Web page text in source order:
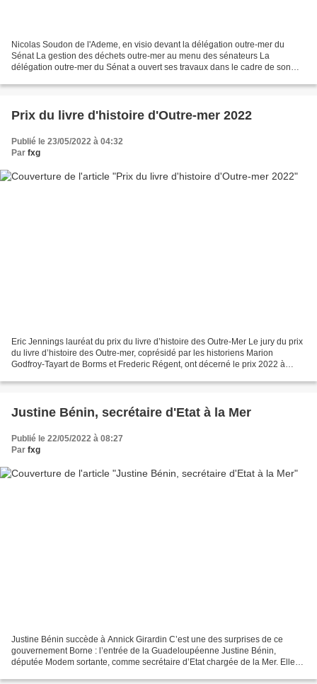
Nicolas Soudon de l'Ademe, en visio devant la délégation outre-mer du
Sénat La gestion des déchets outre-mer au menu des sénateurs La
délégation outre-mer du Sénat a ouvert ses travaux dans le cadre de son
Prix du livre d'histoire d'Outre-mer 2022
Publié le 23/05/2022 à 04:32
Par fxg
Eric Jennings lauréat du prix du livre d’histoire des Outre-Mer Le jury du prix
du livre d’histoire des Outre-mer, coprésidé par les historiens Marion
Godfroy-Tayart de Borms et Frederic Régent, ont décerné le prix 2022 à
Justine Bénin, secrétaire d'Etat à la Mer
Publié le 22/05/2022 à 08:27
Par fxg
Justine Bénin succède à Annick Girardin C’est une des surprises de ce
gouvernement Borne : l’entrée de la Guadeloupéenne Justine Bénin,
députée Modem sortante, comme secrétaire d’Etat chargée de la Mer. Elle